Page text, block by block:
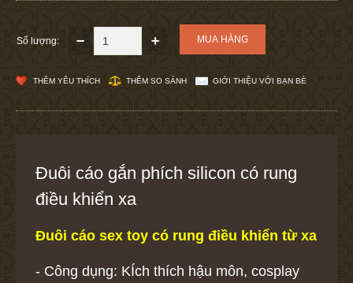
Số lượng:
THÊM YÊU THÍCH THÊM SO SÁNH GIỚI THIỆU VỚI BẠN BÈ
Đuôi cáo gắn phích silicon có rung
điều khiển xa
Đuôi cáo sex toy có rung điều khiển từ xa
- Công dụng: KÍch thích hậu môn, cosplay